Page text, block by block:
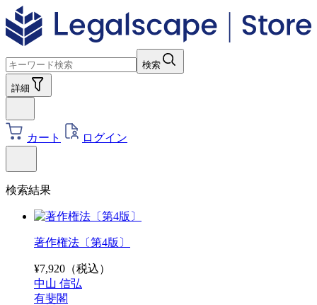
検索
詳細
カート ログイン
検索結果
著作権法〔第4版〕
¥7,920 （税込）
中山 信弘
有斐閣